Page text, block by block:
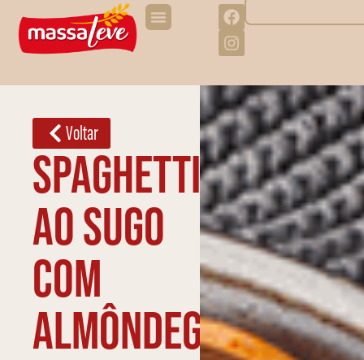
Voltar
Spaghetti
ao sugo
com
almôndegas